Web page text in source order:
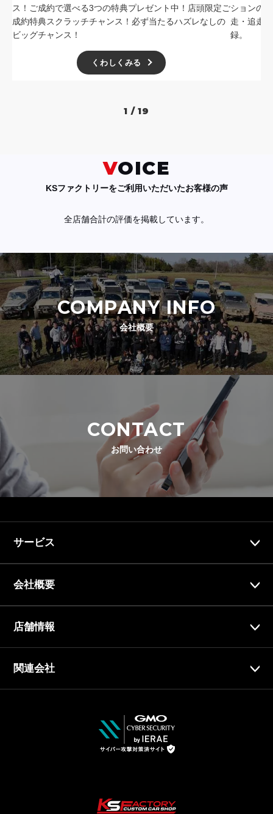
ス！ご成約で選べる3つの特典プレゼント中！店頭限定ご
成約特典スクラッチチャンス！必ず当たるハズレなしの
ビッグチャンス！
くわしくみる
ションの
走・追走
録。
1 / 19
VOICE
KSファクトリーをご利用いただいたお客様の声
全店舗合計の評価を掲載しています。
COMPANY INFO
会社概要
CONTACT
お問い合わせ
サービス
会社概要
店舗情報
関連会社